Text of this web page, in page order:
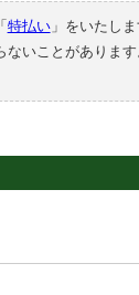
特払い」をいたしま
いことがあります